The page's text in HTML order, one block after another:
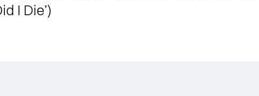
I Die’)